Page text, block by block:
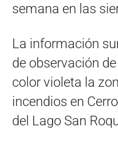
semana en las
La información
de observación
color violeta la
incendios en
del Lago San